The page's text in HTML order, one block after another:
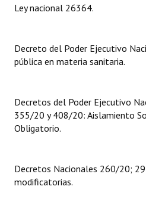
Organigrama
Informes de Gestión
Dictámenes Asesoría Letrada
Actas de Sesión
Ejecución Presupuestaria
Ley nacional 26364.
Decreto del Poder Ejecutivo
pública en materia sanitaria.
Decretos del Poder Ejecutivo
355/20 y 408/20: Aislamiento
Obligatorio.
Decretos Nacionales 260/20;
modificatorias.